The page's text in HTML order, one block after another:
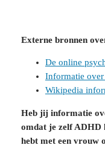
Externe bronnen
De online
Informatie
Wikipedia
Heb jij informatie
omdat je zelf ADHD
hebt met een vrouw